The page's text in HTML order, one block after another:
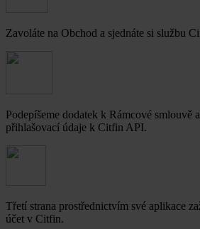
Zavoláte na Obchod a sjednáte si službu
Podepíšeme dodatek k Rámcové smlouvě
přihlašovací údaje k Citfin API.
Třetí strana prostřednictvím své aplikace
účet v Citfin.